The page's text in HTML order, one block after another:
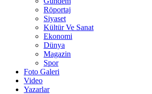
Röportaj
Siyaset
Kültür Ve Sanat
Ekonomi
Dünya
Magazin
Spor
Foto Galeri
Video
Yazarlar